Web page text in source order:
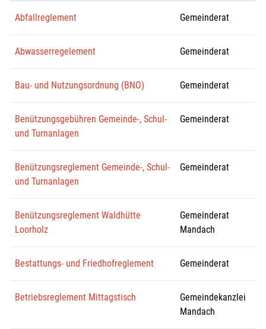
Abfallreglement Gemeinderat
Abwasserregelement Gemeinderat
Bau- und Nutzungsordnung (BNO) Gemeinderat
Benützungsgebühren Gemeinde-, Schul-
und Turnanlagen
Gemeinderat
Benützungsreglement Gemeinde-, Schul-
und Turnanlagen
Gemeinderat
Benützungsreglement Waldhütte
Loorholz
Gemeinderat
Mandach
Bestattungs- und Friedhofreglement Gemeinderat
Betriebsreglement Mittagstisch
Gemeindekanzlei
Mandach